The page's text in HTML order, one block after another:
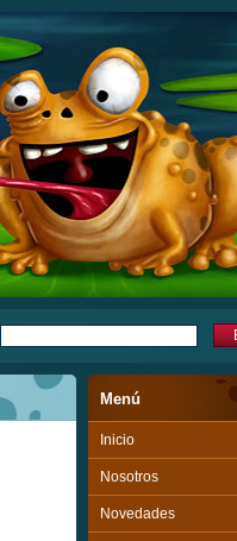
Menú
Inicio
Nosotros
Novedades